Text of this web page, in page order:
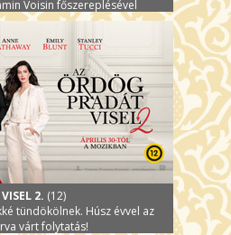
Voisin főszereplésével
2. (12)
tündökölnek. Húsz évvel az
várt folytatás!